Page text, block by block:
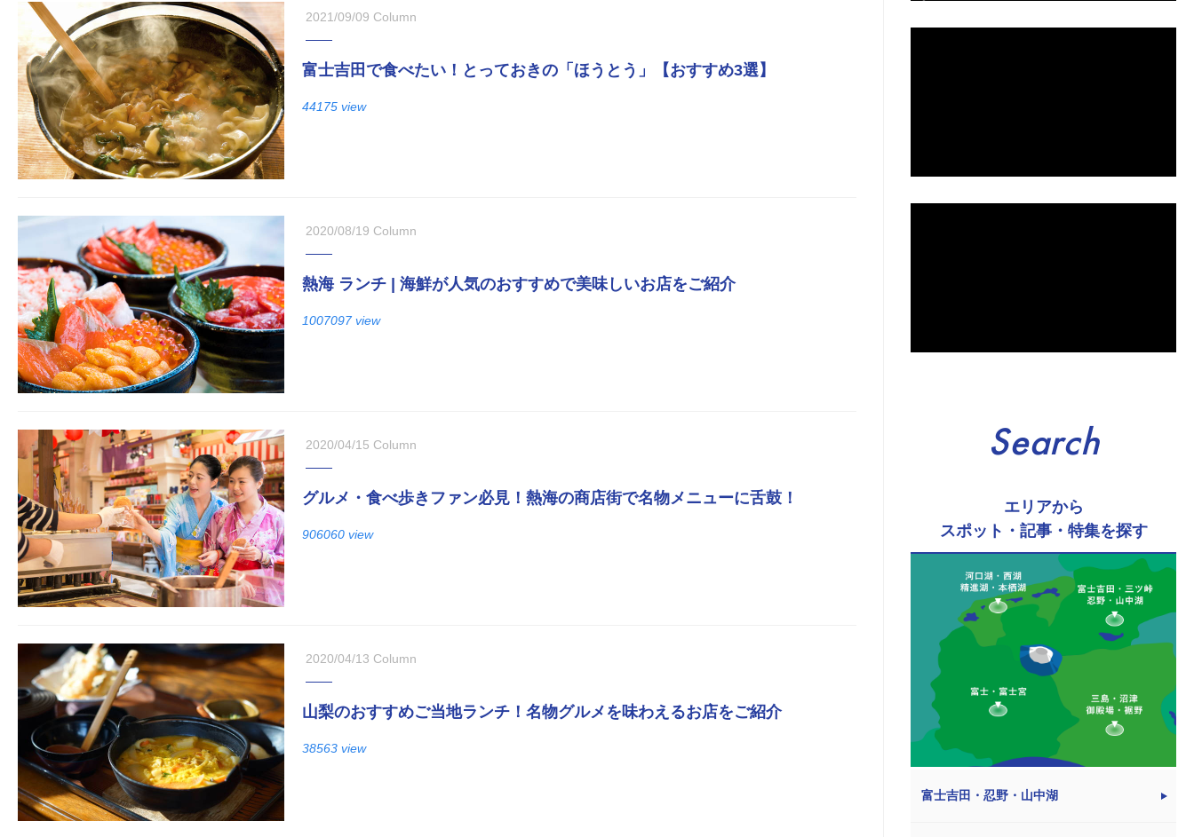
2021/09/09 Column
富士吉田で食べたい！とっておきの「ほうとう」【おすすめ3選】
44175 view
2020/08/19 Column
熱海 ランチ | 海鮮が人気のおすすめで美味しいお店をご紹介
1007097 view
2020/04/15 Column
グルメ・食べ歩きファン必見！熱海の商店街で名物メニューに舌鼓！
906060 view
2020/04/13 Column
山梨のおすすめご当地ランチ！名物グルメを味わえるお店をご紹介
38563 view
Search
エリアから
スポット・記事・特集を探す
富士吉田・忍野・山中湖